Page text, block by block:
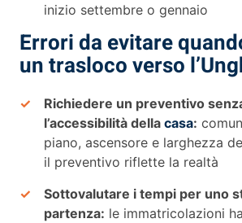
inizio settembre o gennaio
Errori da evitare
un trasloco verso
Richiedere un preventivo
l’accessibilità della casa:
piano, ascensore e larghezza
il preventivo riflette la realtà
Sottovalutare i tempi per uno
partenza: le immatricolazioni